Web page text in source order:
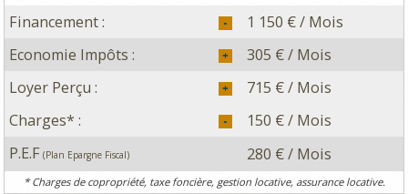
Financement :
1 150 € / Mois
Economie Impôts :
305 € / Mois
Loyer Perçu :
715 € / Mois
Charges* :
150 € / Mois
P.E.F (Plan Epargne Fiscal) 280 € / Mois
* Charges de copropriété, taxe foncière, gestion locative, assurance locative.